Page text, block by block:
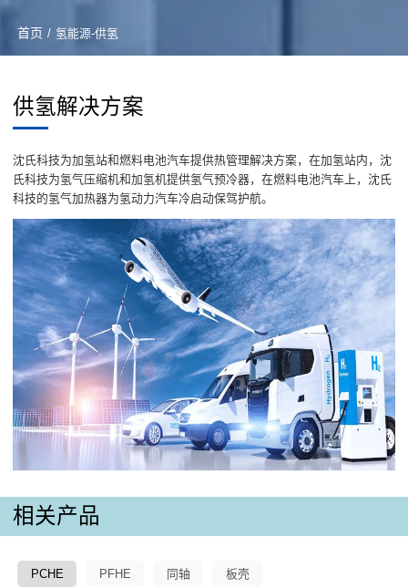
首页 / 氢能源-供氢
供氢解决方案
沈氏科技为加氢站和燃料电池汽车提供热管理解决方案，在加氢站内，沈
氏科技为氢气压缩机和加氢机提供氢气预冷器，在燃料电池汽车上，沈氏
科技的氢气加热器为氢动力汽车冷启动保驾护航。
相关产品
PCHE PFHE 同轴 板壳